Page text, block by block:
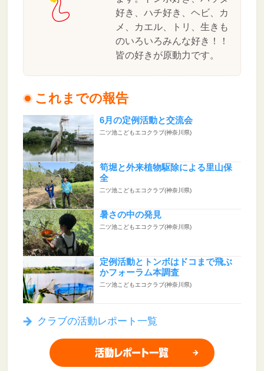
好き、ハチ好き、ヘビ、カ
メ、カエル、トリ、生きも
のいろいろみんな好き！！
皆の好きが原動力です。
これまでの報告
6月の定例活動と交流会
二ツ池こどもエコクラブ(神奈川県)
筍堀と外来植物駆除による里山保
全
二ツ池こどもエコクラブ(神奈川県)
暑さの中の発見
二ツ池こどもエコクラブ(神奈川県)
定例活動とトンボはドコまで飛ぶ
かフォーラム本調査
二ツ池こどもエコクラブ(神奈川県)
クラブの活動レポート一覧